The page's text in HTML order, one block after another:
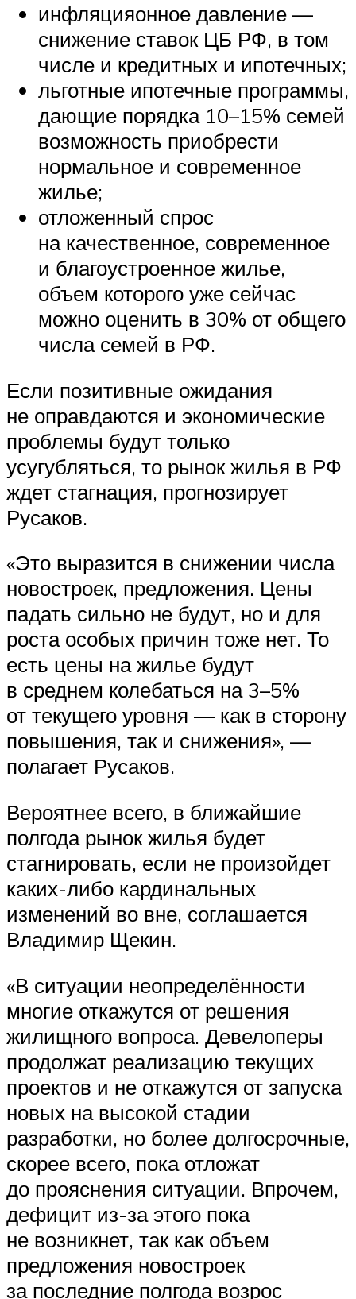
инфляцияонное давление —
снижение ставок ЦБ РФ, в том
числе и кредитных и ипотечных;
льготные ипотечные программы,
дающие порядка 10–15% семей
возможность приобрести
нормальное и современное
жилье;
отложенный спрос
на качественное, современное
и благоустроенное жилье,
объем которого уже сейчас
можно оценить в 30% от общего
числа семей в РФ.
Если позитивные ожидания
не оправдаются и экономические
проблемы будут только
усугубляться, то рынок жилья в РФ
ждет стагнация, прогнозирует
Русаков.
«Это выразится в снижении числа
новостроек, предложения. Цены
падать сильно не будут, но и для
роста особых причин тоже нет. То
есть цены на жилье будут
в среднем колебаться на 3–5%
от текущего уровня — как в сторону
повышения, так и снижения», —
полагает Русаков.
Вероятнее всего, в ближайшие
полгода рынок жилья будет
стагнировать, если не произойдет
каких-либо кардинальных
изменений во вне, соглашается
Владимир Щекин.
«В ситуации неопределённости
многие откажутся от решения
жилищного вопроса. Девелоперы
продолжат реализацию текущих
проектов и не откажутся от запуска
новых на высокой стадии
разработки, но более долгосрочные,
скорее всего, пока отложат
до прояснения ситуации. Впрочем,
дефицит из-за этого пока
не возникнет, так как объем
предложения новостроек
за последние полгода возрос